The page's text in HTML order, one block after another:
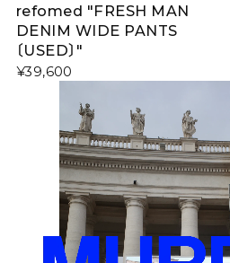
refomed "FRESH MAN
DENIM WIDE PANTS
〔USED〕"
¥39,600